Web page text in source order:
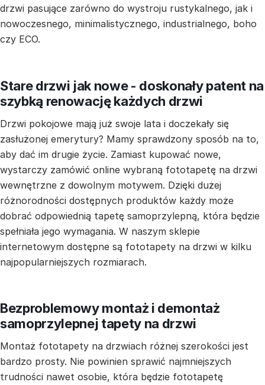
drzwi pasujące zarówno do wystroju rustykalnego, jak i
nowoczesnego, minimalistycznego, industrialnego, boho
czy ECO.
Stare drzwi jak nowe - doskonały patent na
szybką renowację każdych drzwi
Drzwi pokojowe mają już swoje lata i doczekały się
zasłużonej emerytury? Mamy sprawdzony sposób na to,
aby dać im drugie życie. Zamiast kupować nowe,
wystarczy zamówić online wybraną fototapetę na drzwi
wewnętrzne z dowolnym motywem. Dzięki dużej
różnorodności dostępnych produktów każdy może
dobrać odpowiednią tapetę samoprzylepną, która będzie
spełniała jego wymagania. W naszym sklepie
internetowym dostępne są fototapety na drzwi w kilku
najpopularniejszych rozmiarach.
Bezproblemowy montaż i demontaż
samoprzylepnej tapety na drzwi
Montaż fototapety na drzwiach różnej szerokości jest
bardzo prosty. Nie powinien sprawić najmniejszych
trudności nawet osobie, która będzie fototapetę